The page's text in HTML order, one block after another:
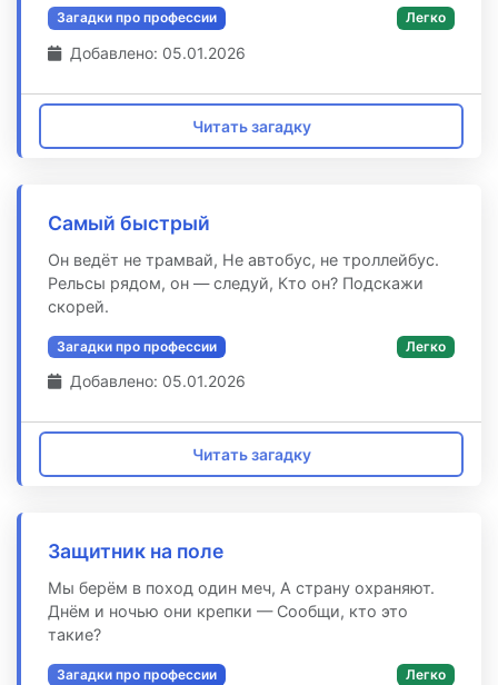
Загадки про профессии Легко
Добавлено: 05.01.2026
Читать загадку
Самый быстрый
Он ведёт не трамвай, Не автобус, не троллейбус.
Рельсы рядом, он — следуй, Кто он? Подскажи
скорей.
Загадки про профессии Легко
Добавлено: 05.01.2026
Читать загадку
Защитник на поле
Мы берём в поход один меч, А страну охраняют.
Днём и ночью они крепки — Сообщи, кто это
такие?
Загадки про профессии Легко